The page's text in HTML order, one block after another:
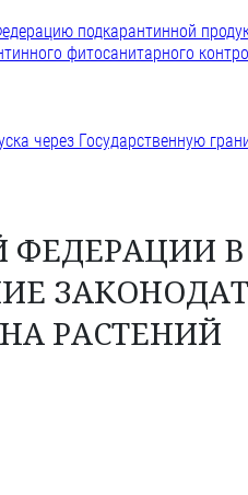
подкарантинной
фитосанитарного
через Государственную
ФЕДЕРАЦИИ
РАСТЕНИЙ